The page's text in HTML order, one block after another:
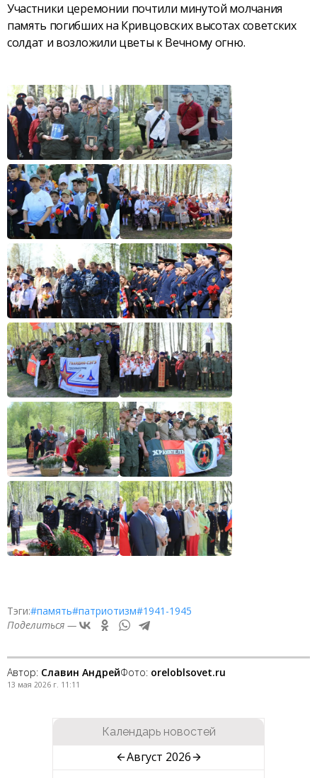
Участники церемонии почтили минутой молчания
память погибших на Кривцовских высотах советских
солдат и возложили цветы к Вечному огню.
Тэги:#память#патриотизм#1941-1945
Поделиться —
Автор: Славин АндрейФото: oreloblsovet.ru
13 мая 2026 г. 11:11
Календарь новостей
Август 2026